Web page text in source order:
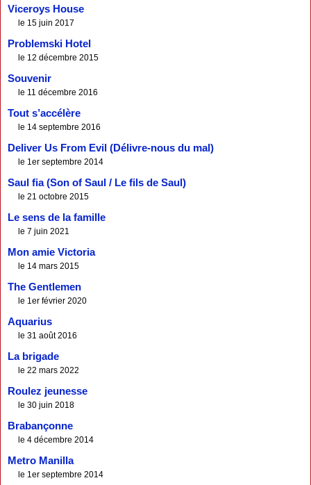
Viceroys House
le 15 juin 2017
Problemski Hotel
le 12 décembre 2015
Souvenir
le 11 décembre 2016
Tout s’accélère
le 14 septembre 2016
Deliver Us From Evil (Délivre-nous du mal)
le 1er septembre 2014
Saul fia (Son of Saul / Le fils de Saul)
le 21 octobre 2015
Le sens de la famille
le 7 juin 2021
Mon amie Victoria
le 14 mars 2015
The Gentlemen
le 1er février 2020
Aquarius
le 31 août 2016
La brigade
le 22 mars 2022
Roulez jeunesse
le 30 juin 2018
Brabançonne
le 4 décembre 2014
Metro Manilla
le 1er septembre 2014